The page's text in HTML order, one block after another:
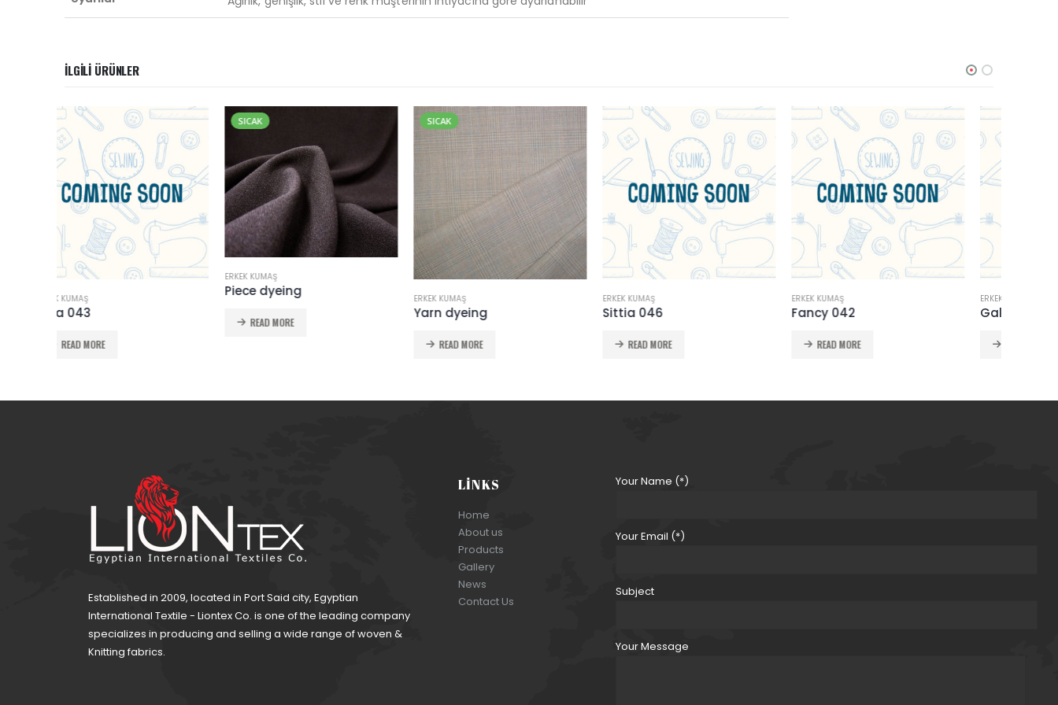
İLGILI ÜRÜNLER
SICAK
ERKEK KUMAŞ
Piece dyeing
SICAK
ERKEK KUMAŞ ERKEK KUMAŞ
Sittia 046
READ MORE
ERKEK KUMAŞ
Fancy 042
READ MORE
ERKEK KUMAŞ
Galabia 040
READ MORE
Established in 2009, located in Port Said city, Egyptian
International Textile - Liontex Co. is one of the leading company
specializes in producing and selling a wide range of woven &
Knitting fabrics.
LINKS
Home
About us
Products
Gallery
News
Contact Us
Your Name (*)
Your Email (*)
Subject
Your Message